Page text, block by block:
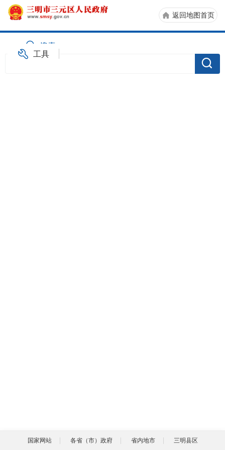
返回地图首页
搜索
工具
国家网站 各省（市）政府 省内地市 三明县区